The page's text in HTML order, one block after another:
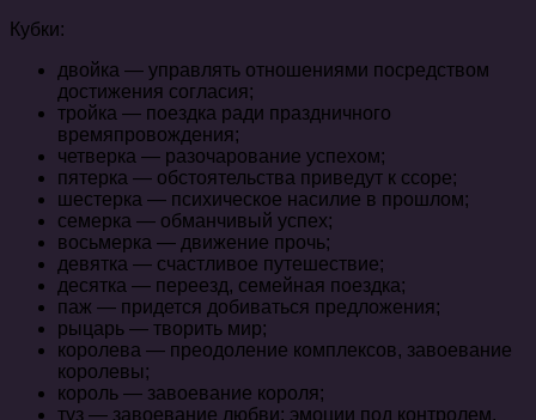
Кубки:
двойка — управлять отношениями посредством
достижения согласия;
тройка — поездка ради праздничного
времяпровождения;
четверка — разочарование успехом;
пятерка — обстоятельства приведут к ссоре;
шестерка — психическое насилие в прошлом;
семерка — обманчивый успех;
восьмерка — движение прочь;
девятка — счастливое путешествие;
десятка — переезд, семейная поездка;
паж — придется добиваться предложения;
рыцарь — творить мир;
королева — преодоление комплексов, завоевание
королевы;
король — завоевание короля;
туз — завоевание любви; эмоции под контролем.